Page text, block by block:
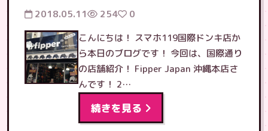
2018.05.11 254
0
こんにちは！ スマホ119国際ドンキ店か
ら本日のブログです！ 今回は、国際通り
の店舗紹介！ Fipper Japan 沖縄本店さ
んです！ 2…
続きを見る